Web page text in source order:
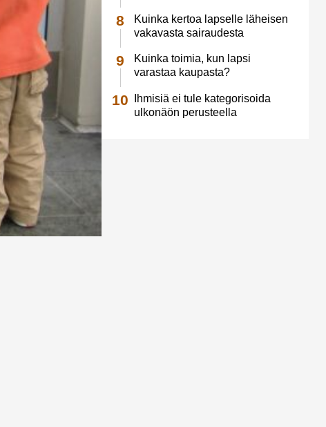
Kuinka kertoa lapselle läheisen
vakavasta sairaudesta
Kuinka toimia, kun lapsi
varastaa kaupasta?
Ihmisiä ei tule kategorisoida
ulkonäön perusteella